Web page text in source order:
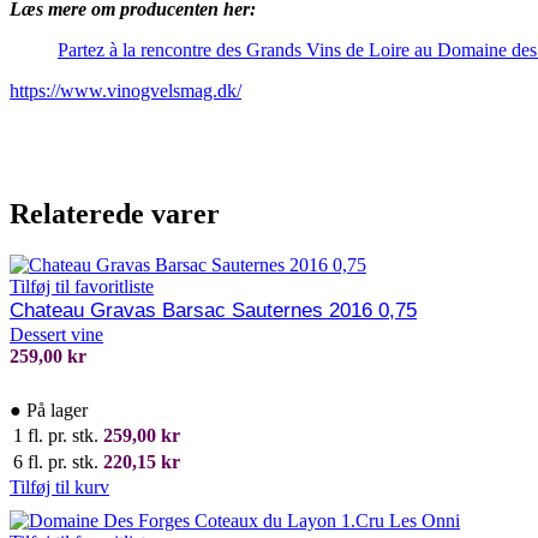
Læs mere om producenten her:
Partez à la rencontre des Grands Vins de Loire au Domaine
https://www.vinogvelsmag.dk/
Relaterede varer
Tilføj til favoritliste
Chateau Gravas Barsac Sauternes 2016 0,75
Dessert vine
259,00 kr
● På lager
1 fl. pr. stk. 259,00 kr
6 fl. pr. stk. 220,15 kr
Tilføj til kurv